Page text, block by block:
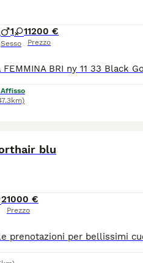
1 1
Sesso
1200 €
Prezzo
blu
21000 €
Prezzo